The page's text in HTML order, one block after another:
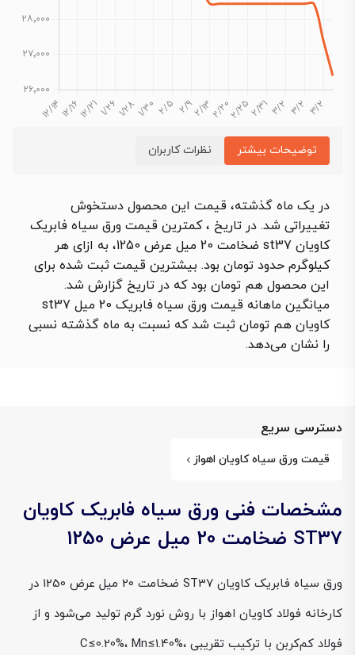
توضیحات بیشتر نظرات کاربران
در یک ماه گذشته، قیمت این محصول دستخوش
تغییراتی شد. در تاریخ ، کمترین قیمت ورق سیاه فابریک
کاویان st37 ضخامت 20 میل عرض 1250، به ازای هر
کیلوگرم حدود تومان بود. بیشترین قیمت ثبت شده برای
این محصول هم تومان بود که در تاریخ گزارش شد.
میانگین ماهانه قیمت ورق سیاه فابریک 20 میل st37
کاویان هم تومان ثبت شد که نسبت به ماه گذشته نسبی
را نشان می‌دهد.
دسترسی سریع
قیمت ورق سیاه کاویان اهواز
مشخصات فنی ورق سیاه فابریک کاویان
ST37 ضخامت 20 میل عرض 1250
ورق سیاه فابریک کاویان ST37 ضخامت 20 میل عرض 1250 در
کارخانه فولاد کاویان اهواز با روش نورد گرم تولید می‌شود و از
فولاد کم‌کربن با ترکیب تقریبی C≤0.20%، Mn≤1.40%،